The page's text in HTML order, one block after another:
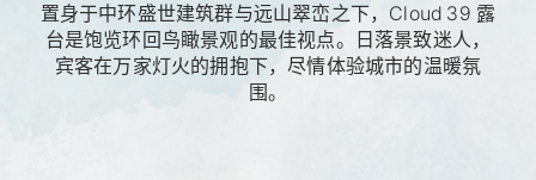
置身于中环盛世建筑群与远山翠峦之下，Cloud 39 露
台是饱览环回鸟瞰景观的最佳视点。日落景致迷人，
宾客在万家灯火的拥抱下，尽情体验城市的温暖氛
围。